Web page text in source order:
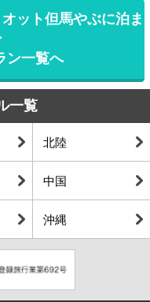
ット但馬やぶに泊ま
ン一覧へ
一覧
北陸
中国
沖縄